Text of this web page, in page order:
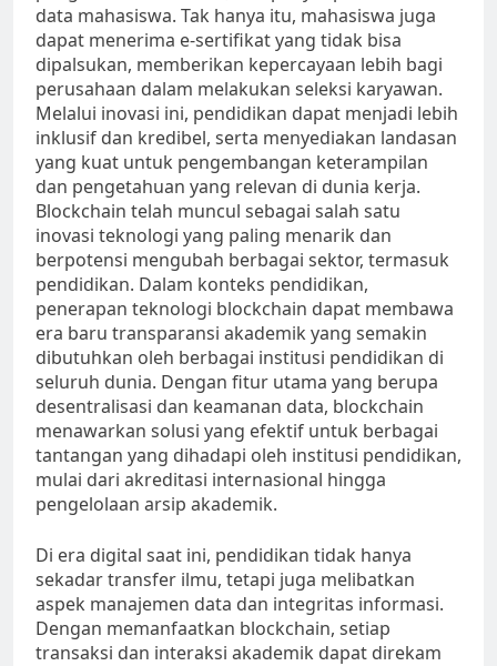
data mahasiswa. Tak hanya itu, mahasiswa juga
dapat menerima e-sertifikat yang tidak bisa
dipalsukan, memberikan kepercayaan lebih bagi
perusahaan dalam melakukan seleksi karyawan.
Melalui inovasi ini, pendidikan dapat menjadi lebih
inklusif dan kredibel, serta menyediakan landasan
yang kuat untuk pengembangan keterampilan
dan pengetahuan yang relevan di dunia kerja.
Blockchain telah muncul sebagai salah satu
inovasi teknologi yang paling menarik dan
berpotensi mengubah berbagai sektor, termasuk
pendidikan. Dalam konteks pendidikan,
penerapan teknologi blockchain dapat membawa
era baru transparansi akademik yang semakin
dibutuhkan oleh berbagai institusi pendidikan di
seluruh dunia. Dengan fitur utama yang berupa
desentralisasi dan keamanan data, blockchain
menawarkan solusi yang efektif untuk berbagai
tantangan yang dihadapi oleh institusi pendidikan,
mulai dari akreditasi internasional hingga
pengelolaan arsip akademik.
Di era digital saat ini, pendidikan tidak hanya
sekadar transfer ilmu, tetapi juga melibatkan
aspek manajemen data dan integritas informasi.
Dengan memanfaatkan blockchain, setiap
transaksi dan interaksi akademik dapat direkam